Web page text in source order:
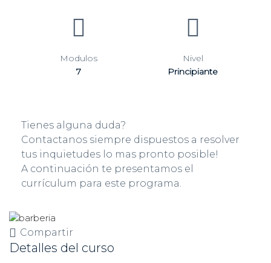
Modulos
7
Nivel
Principiante
Tienes alguna duda?
Contactanos siempre dispuestos a resolver
tus inquietudes lo mas pronto posible!
A continuación te presentamos el
currículum para este programa.
Compartir
Detalles del curso